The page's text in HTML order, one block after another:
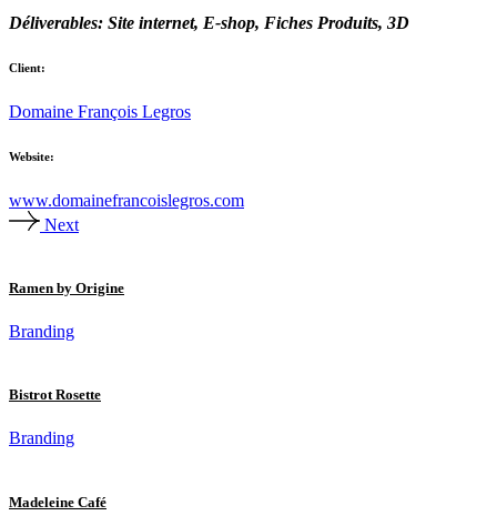
Déliverables: Site internet, E-shop, Fiches Produits, 3D
Client:
Domaine François Legros
Website:
www.domainefrancoislegros.com
Next
Ramen by Origine
Branding
Bistrot Rosette
Branding
Madeleine Café